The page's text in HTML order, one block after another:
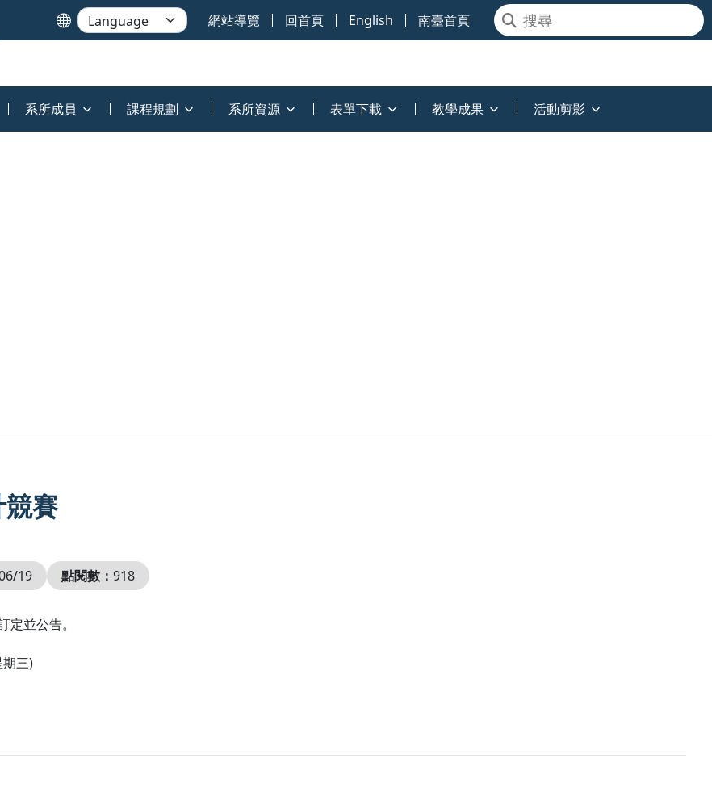
網站導覽 回首頁 English 南臺首頁
系所成員 課程規劃 系所資源 表單下載 教學成果 活動剪影
賽
19 點閱數： 918
並公告。
三)